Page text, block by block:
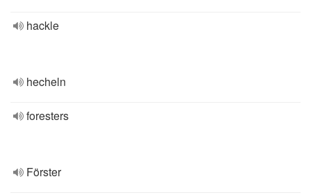
hackle
hecheln
foresters
Förster